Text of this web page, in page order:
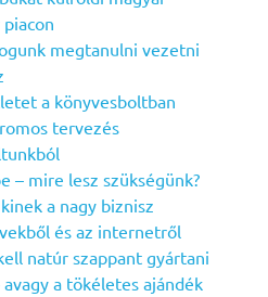
megtanulni vezetni
a könyvesboltban
tervezés
– mire lesz szükségünk?
a nagy biznisz
és az internetről
natúr szappant gyártani
a tökéletes ajándék